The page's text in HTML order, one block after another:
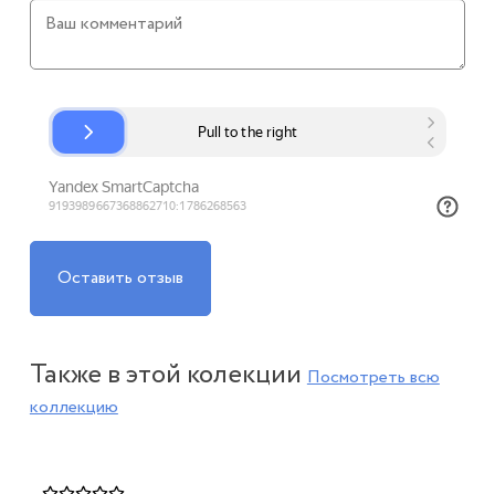
Оставить отзыв
Также в этой колекцииПосмотреть всю
коллекцию